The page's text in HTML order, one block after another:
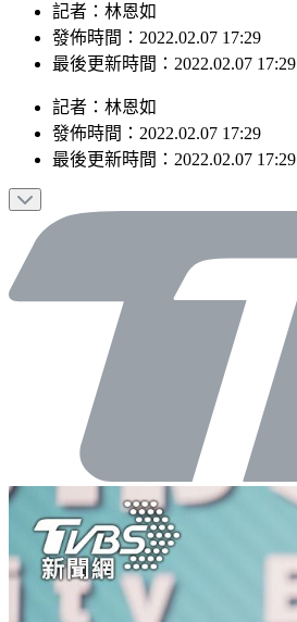
記者：林恩如
發佈時間：2022.02.07 17:29
最後更新時間：2022.02.07 17:29
記者 ： 林恩如
發佈時間： 2022.02.07 17:29
最後更新時間： 2022.02.07 17:29